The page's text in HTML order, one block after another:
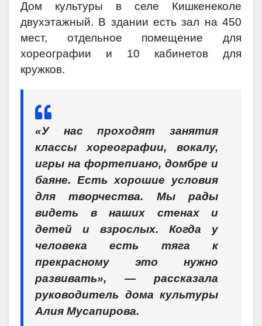
Дом культуры в селе Кишкенеколе
двухэтажный. В здании есть зал на 450
мест, отдельное помещение для
хореографии и 10 кабинетов для
кружков.
«У нас проходят занятия
классы хореографии, вокалу,
игры на фортепиано, домбре и
баяне. Есть хорошие условия
для творчества. Мы рады
видеть в наших стенах и
детей и взрослых. Когда у
человека есть тяга к
прекрасному это нужно
развивать», — рассказала
руководитель дома культуры
Алия Мусапирова.